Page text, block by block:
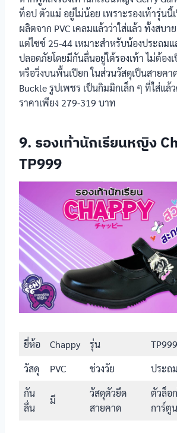
รองเท้า
นักเรียนหญิง
Catcha รุ่นส้น
สูง
ตัวล็อกโลหะ Buckle แ
รองเท้า
นักเรียนหญิง
BATA รุ่น B-
Cuttie
ตัวล็อกโลหะ
นักเรียนหญิง
BATA DISNEY
BTS
รองเท้า
นักเรียนหญิง
ตัวล็อกโลหะ
รองเท้า
นักเรียนหญิง
PS. Junior รุ่น
JF4398
productnation
ตัวล็อกโลหะ
รองเท้า
นักเรียนหญิง
Gerry Gang
ตัวล็อกโลหะ
นักเรียนหญิง
Chappy รุ่น
ตัวล็อกโลหะ
นักเรียนหญิง
SHEIN รุ่นทรง
ตัวล็อก
ท็อป ตัวแม่ อยู่ไม่น้อย เพราะรองเท้ารุ่นนี้
ผลิตจาก PVC เคลมแล้วว่าใส่แล้ว ทั้งสบา
แต่ไซซ์ 25-44 เหมาะสำหรับน้องประถม
ปลอดภัยโดยมีกันลื่นอยู่ใต้รองเท้า ไม่ต้องเ
หรือวิ่งบนพื้นเปียก ในส่วนวัสดุเป็นสายคา
Buckle รูปเพชร เป็นกิมมิกเล็ก ๆ ที่ใส่แล้
ราคาเพียง 279-319 บาท
9. รองเท้านักเรียนหญิง
TP999
ยี่ห้อ Chappy รุ่น
TP999
วัสดุ
PVC ช่วงวัย
ประถ
กัน
ลื่น
มี
วัสดุตัวยึด
สายคาด
ตัวล็อ
การ์ตูน